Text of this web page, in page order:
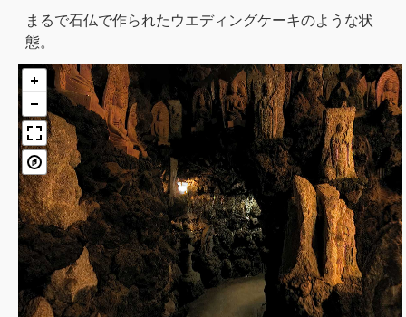
まるで石仏で作られたウエディングケーキのような状
態。